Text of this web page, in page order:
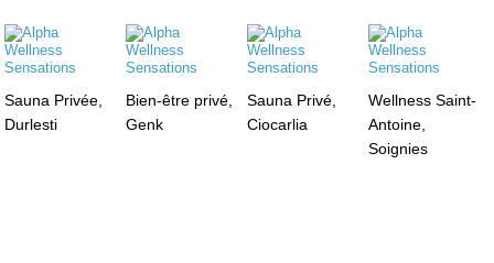
Sauna Privée,
Durlesti
Bien-être privé,
Genk
Sauna Privé,
Ciocarlia
Wellness Saint-
Antoine,
Soignies